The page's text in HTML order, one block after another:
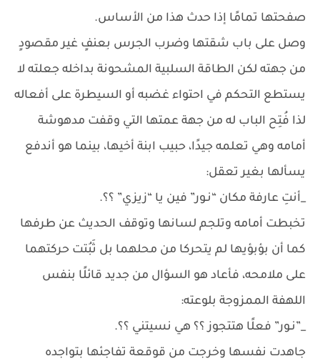
صفحتها تمامًا إذا حدث هذا من الأساس.
وصل على باب شقتها وضرب الجرس بعنفٍ غير مقصودٍ
من جهته لكن الطاقة السلبية المشحونة بداخله جعلته لا
يستطع التحكم في احتواء غضبه أو السيطرة على أفعاله
لذا فُتِح الباب له من جهة عمتها التي وقفت مدهوشة
أمامه وهي تعلمه جيدًا، حبيب ابنة أخيها، بينما هو أندفع
يسألها بغير تعقل:
_أنتِ عارفة مكان “نـور” فين يا “زيزي” ؟؟.
تخبطت أمامه وتلجم لسانها وتوقف الحديث عن طرفها
كما أن بؤبؤيها لم يتحركا من محلهما بل ثَبُتت حركتهما
على ملامحه، فأعاد هو السؤال من جديد قائلًا بنفس
اللهفة الممزوجة بلوعته:
_”نـور” فعلًا هتتجوز ؟؟ هي نسيتني ؟؟.
جاهدت نفسها وخرجت من قوقعة تفاجئها بتواجده